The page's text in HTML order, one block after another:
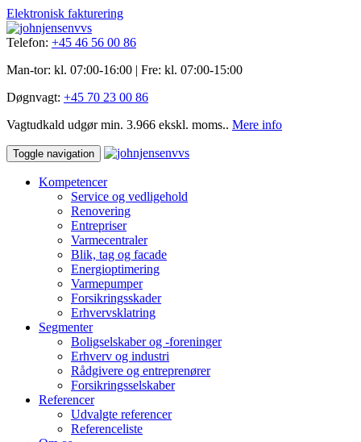
Elektronisk fakturering
Telefon: +45 46 56 00 86
Man-tor: kl. 07:00-16:00 | Fre: ​kl. 07:00-15​:00
Døgnvagt: +45 70 23 00 86
Vagtudkald udgør min. 3.966 ekskl. moms.. Mere info
Toggle navigation
Kompetencer
Service og vedligehold
Renovering
Entrepriser
Varmecentraler
Blik, tag og facade
Energioptimering
Varmepumper
Forsikringsskader
Erhvervsklatring
Segmenter
Boligselskaber og -foreninger
Erhverv og industri
Rådgivere og entreprenører
Forsikringsselskaber
Referencer
Udvalgte referencer
Referenceliste